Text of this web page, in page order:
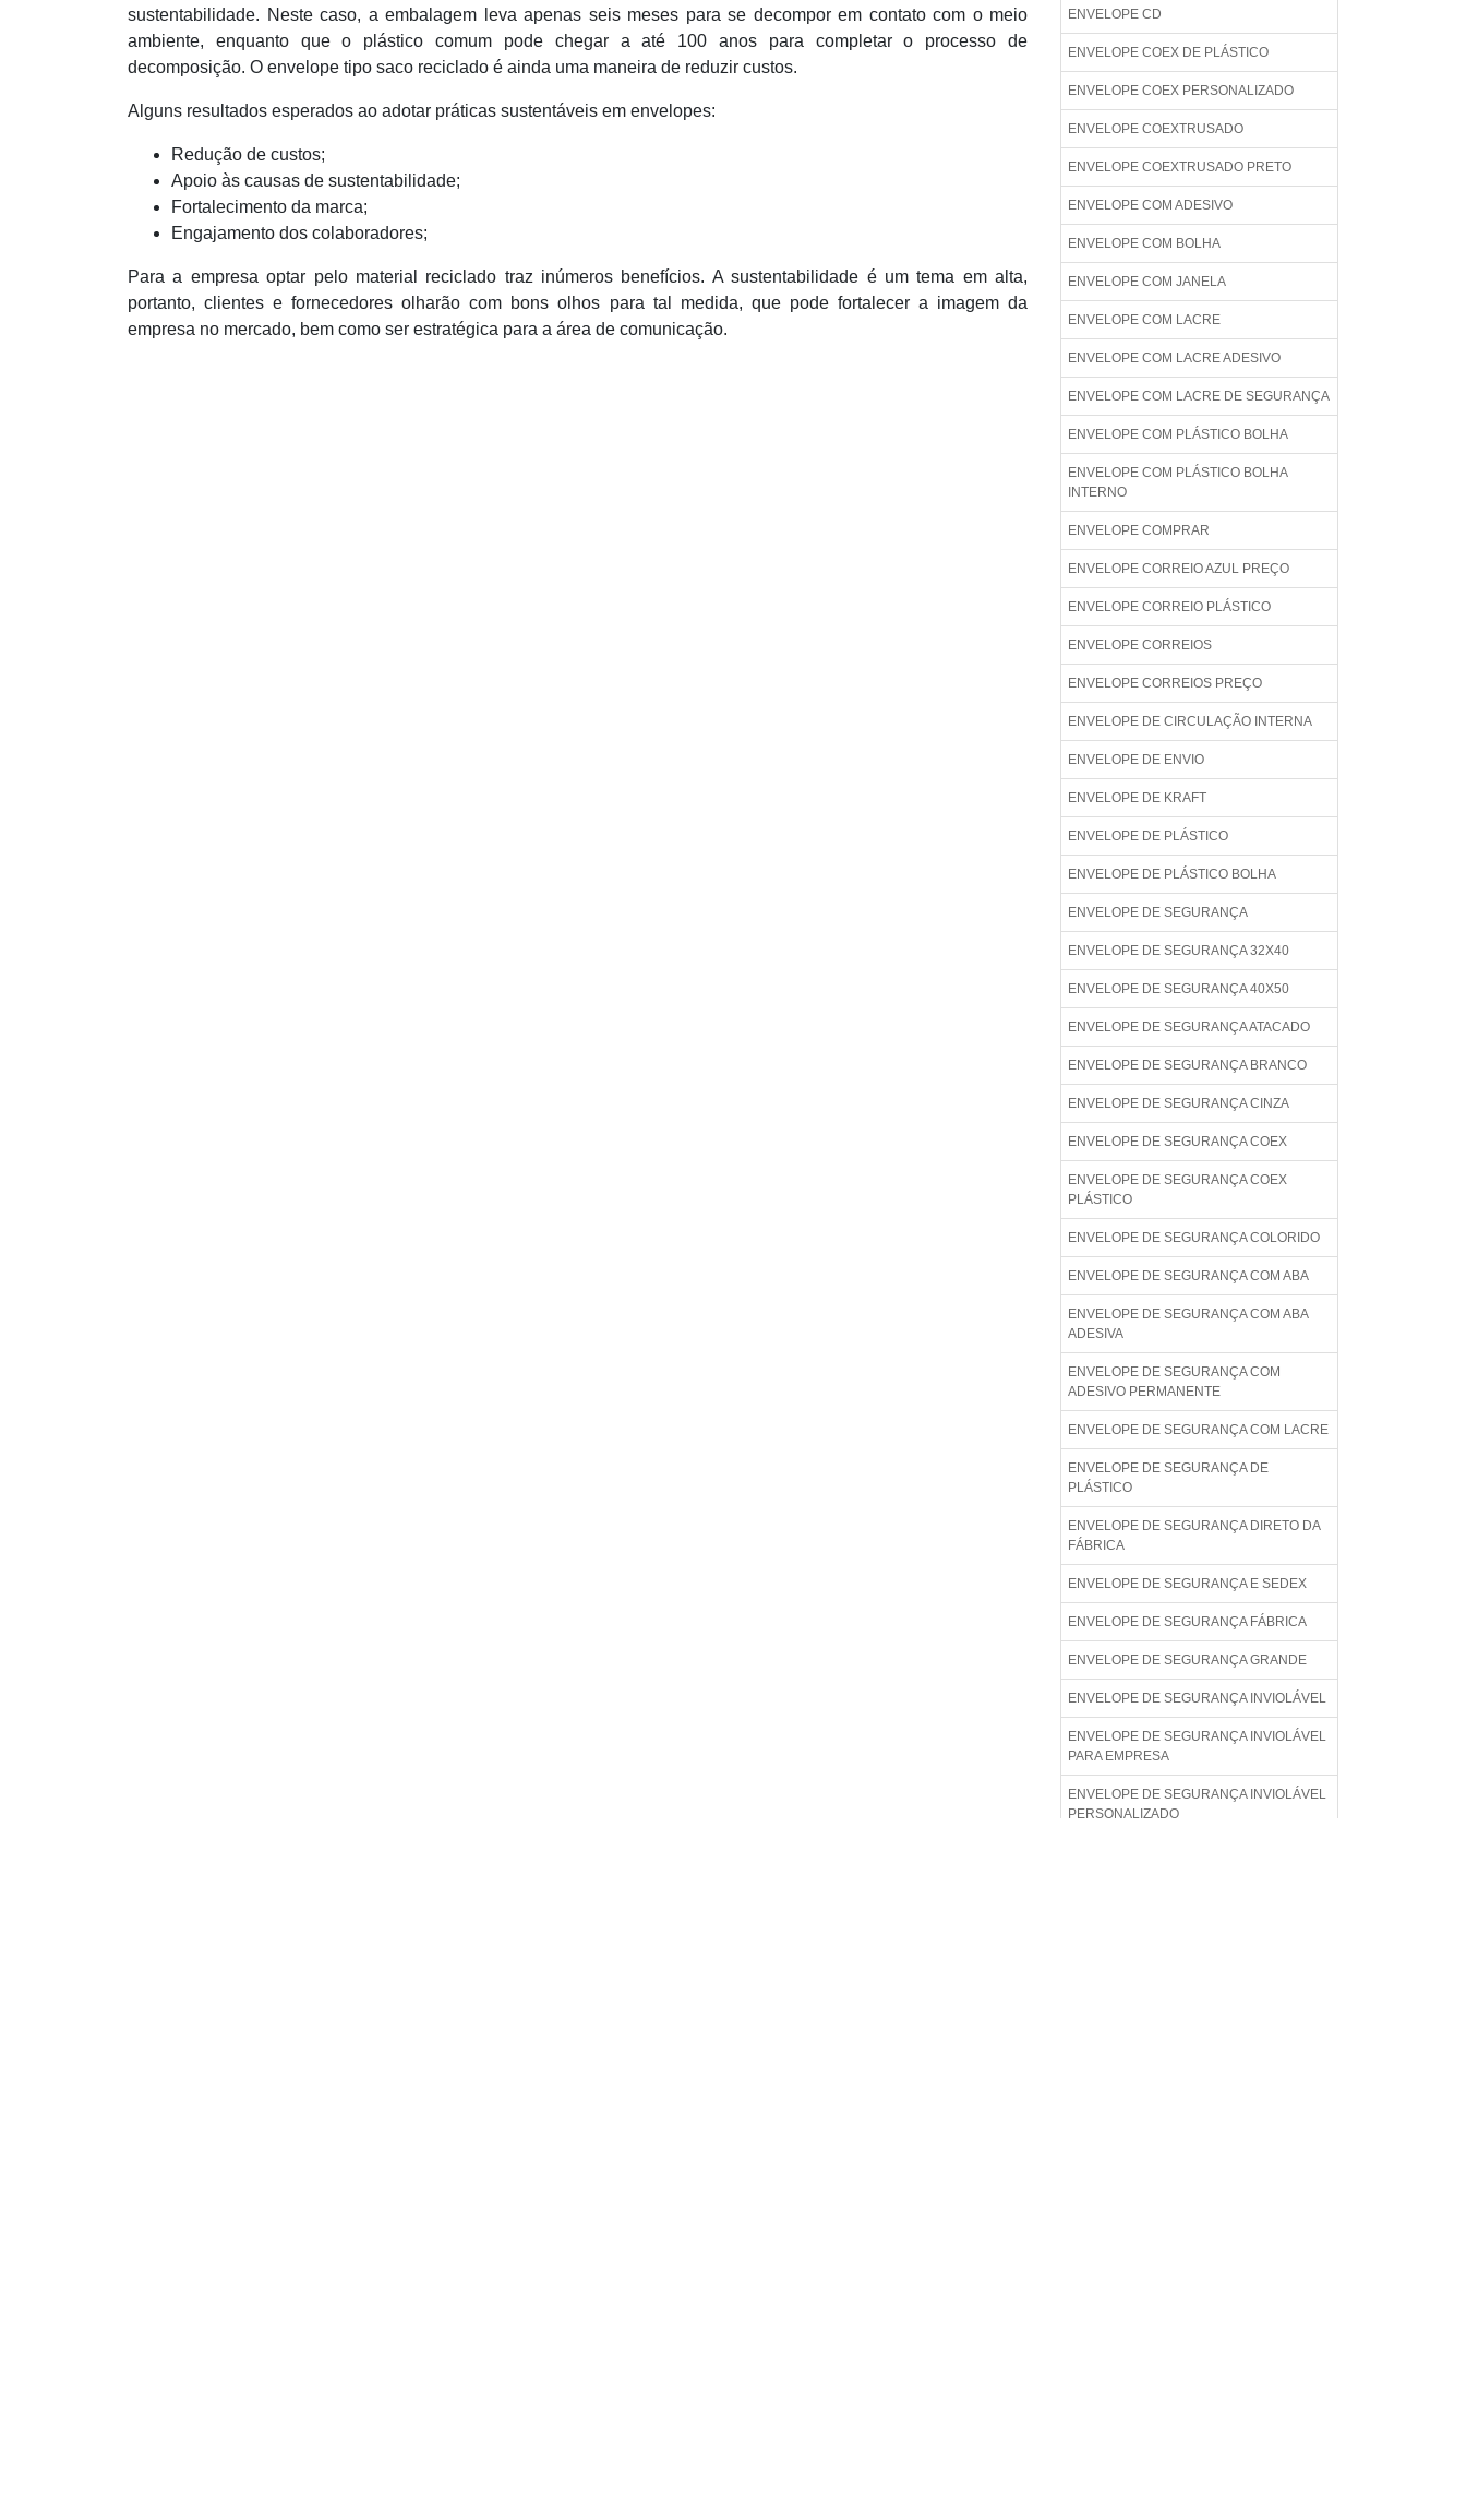
sustentabilidade. Neste caso, a embalagem leva apenas seis meses para se decompor em contato com o meio
ambiente, enquanto que o plástico comum pode chegar a até 100 anos para completar o processo de
decomposição. O envelope tipo saco reciclado é ainda uma maneira de reduzir custos.
Alguns resultados esperados ao adotar práticas sustentáveis em envelopes:
Redução de custos;
Apoio às causas de sustentabilidade;
Fortalecimento da marca;
Engajamento dos colaboradores;
Para a empresa optar pelo material reciclado traz inúmeros benefícios. A sustentabilidade é um tema em alta,
portanto, clientes e fornecedores olharão com bons olhos para tal medida, que pode fortalecer a imagem da
empresa no mercado, bem como ser estratégica para a área de comunicação.
ENVELOPE CD
ENVELOPE COEX DE PLÁSTICO
ENVELOPE COEX PERSONALIZADO
ENVELOPE COEXTRUSADO
ENVELOPE COEXTRUSADO PRETO
ENVELOPE COM ADESIVO
ENVELOPE COM BOLHA
ENVELOPE COM JANELA
ENVELOPE COM LACRE
ENVELOPE COM LACRE ADESIVO
ENVELOPE COM LACRE DE SEGURANÇA
ENVELOPE COM PLÁSTICO BOLHA
ENVELOPE COM PLÁSTICO BOLHA
INTERNO
ENVELOPE COMPRAR
ENVELOPE CORREIO AZUL PREÇO
ENVELOPE CORREIO PLÁSTICO
ENVELOPE CORREIOS
ENVELOPE CORREIOS PREÇO
ENVELOPE DE CIRCULAÇÃO INTERNA
ENVELOPE DE ENVIO
ENVELOPE DE KRAFT
ENVELOPE DE PLÁSTICO
ENVELOPE DE PLÁSTICO BOLHA
ENVELOPE DE SEGURANÇA
ENVELOPE DE SEGURANÇA 32X40
ENVELOPE DE SEGURANÇA 40X50
ENVELOPE DE SEGURANÇA ATACADO
ENVELOPE DE SEGURANÇA BRANCO
ENVELOPE DE SEGURANÇA CINZA
ENVELOPE DE SEGURANÇA COEX
ENVELOPE DE SEGURANÇA COEX
PLÁSTICO
ENVELOPE DE SEGURANÇA COLORIDO
ENVELOPE DE SEGURANÇA COM ABA
ENVELOPE DE SEGURANÇA COM ABA
ADESIVA
ENVELOPE DE SEGURANÇA COM
ADESIVO PERMANENTE
ENVELOPE DE SEGURANÇA COM LACRE
ENVELOPE DE SEGURANÇA DE
PLÁSTICO
ENVELOPE DE SEGURANÇA DIRETO DA
FÁBRICA
ENVELOPE DE SEGURANÇA E SEDEX
ENVELOPE DE SEGURANÇA FÁBRICA
ENVELOPE DE SEGURANÇA GRANDE
ENVELOPE DE SEGURANÇA INVIOLÁVEL
ENVELOPE DE SEGURANÇA INVIOLÁVEL
PARA EMPRESA
ENVELOPE DE SEGURANÇA INVIOLÁVEL
PERSONALIZADO